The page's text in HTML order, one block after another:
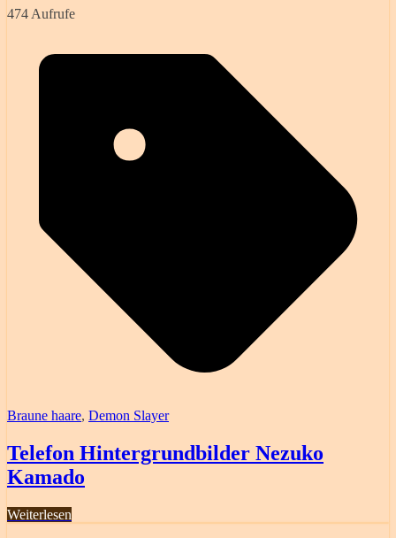
474 Aufrufe
Braune haare, Demon Slayer
Telefon Hintergrundbilder Nezuko
Kamado
Weiterlesen